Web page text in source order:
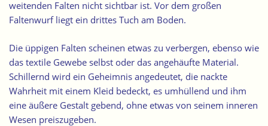
weitenden Falten nicht sichtbar ist. Vor dem großen
Faltenwurf liegt ein drittes Tuch am Boden.
Die üppigen Falten scheinen etwas zu verbergen, ebenso wie
das textile Gewebe selbst oder das angehäufte Material.
Schillernd wird ein Geheimnis angedeutet, die nackte
Wahrheit mit einem Kleid bedeckt, es umhüllend und ihm
eine äußere Gestalt gebend, ohne etwas von seinem inneren
Wesen preiszugeben.